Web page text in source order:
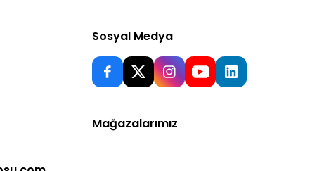
Sosyal Medya
Mağazalarımız